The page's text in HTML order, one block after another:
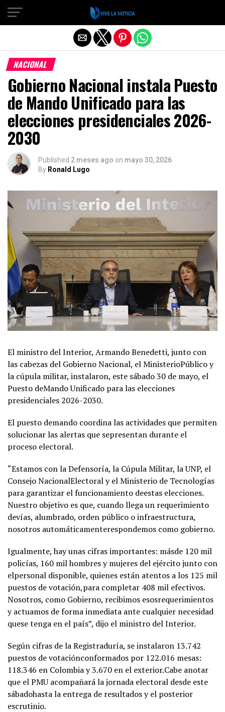
NACIONAL
Gobierno Nacional instala Puesto
de Mando Unificado para las
elecciones presidenciales 2026-
2030
Published 2 meses ago on mayo 30, 2026
By Ronald Lugo
El ministro del Interior, Armando Benedetti, junto con
las cabezas del Gobierno Nacional, el MinisterioPúblico y
la cúpula militar, instalaron, este sábado 30 de mayo, el
Puesto deMando Unificado para las elecciones
presidenciales 2026-2030.
El puesto demando coordina las actividades que permiten
solucionar las alertas que sepresentan durante el
proceso electoral.
“Estamos con la Defensoría, la Cúpula Militar, la UNP, el
Consejo NacionalElectoral y el Ministerio de Tecnologías
para garantizar el funcionamiento deestas elecciones.
Nuestro objetivo es que, cuando llega un requerimiento
devías, alumbrado, orden público o infraestructura,
nosotros automáticamenterespondemos como gobierno.
Igualmente, hay unas cifras importantes: másde 120 mil
policías, 160 mil hombres y mujeres del ejército junto con
elpersonal disponible, quienes están atentos a los 125 mil
puestos de votación,para completar 408 mil efectivos.
Nosotros, como Gobierno, recibimos esosrequerimientos
y actuamos de forma inmediata ante cualquier necesidad
quese tenga en el país”, dijo el ministro del Interior.
Según cifras de la Registraduría, se instalaron 13.742
puestos de votaciónconformados por 122.016 mesas:
118.346 en Colombia y 3.670 en el exterior.Cabe anotar
que el PMU acompañará la jornada electoral desde este
sábadohasta la entrega de resultados y el posterior
escrutinio.
Salir de la versión móvil